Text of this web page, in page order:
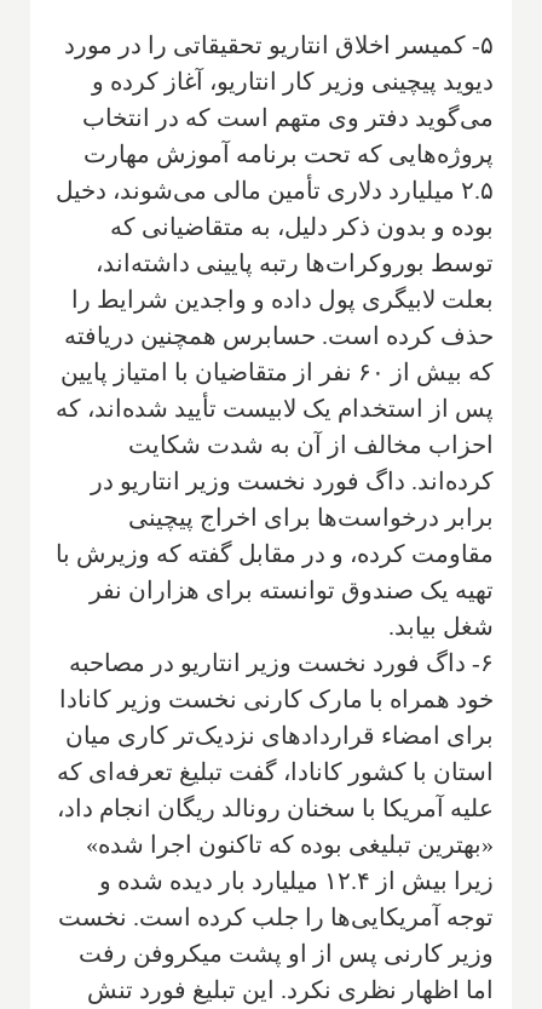
۵- کمیسر اخلاق انتاریو تحقیقاتی را در مورد
دیوید پیچینی وزیر کار انتاریو، آغاز کرده و
می‌گوید دفتر وی متهم است که در انتخاب
پروژه‌هایی که تحت برنامه آموزش مهارت
۲.۵ میلیارد دلاری تأمین مالی می‌شوند، دخیل
بوده و بدون ذکر دلیل، به متقاضیانی که
توسط بوروکرات‌ها رتبه پایینی داشته‌اند،
بعلت لابیگری پول داده و واجدین شرایط را
حذف کرده است. حسابرس همچنین دریافته
که بیش از ۶۰ نفر از متقاضیان با امتیاز پایین
پس از استخدام یک لابیست تأیید شده‌اند، که
احزاب مخالف از آن به شدت شکایت
کرده‌اند. داگ فورد نخست وزیر انتاریو در
برابر درخواست‌ها برای اخراج پیچینی
مقاومت کرده، و در مقابل گفته که وزیرش با
تهیه یک صندوق توانسته برای هزاران نفر
شغل بیابد.
۶- داگ فورد نخست وزیر انتاریو در مصاحبه
خود همراه با مارک کارنی نخست وزیر کانادا
برای امضاء قراردادهای نزدیک‌تر کاری میان
استان با کشور کانادا، گفت تبلیغ تعرفه‌ای که
علیه آمریکا با سخنان رونالد ریگان انجام داد،
«بهترین تبلیغی بوده که تاکنون اجرا شده»
زیرا بیش از ۱۲.۴ میلیارد بار دیده شده و
توجه آمریکایی‌ها را جلب کرده است. نخست
وزیر کارنی پس از او پشت میکروفن رفت
اما اظهار نظری نکرد. این تبلیغ فورد تنش